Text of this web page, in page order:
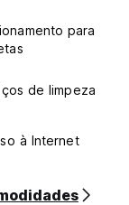
para
de limpeza
à Internet